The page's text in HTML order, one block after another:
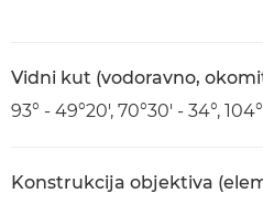
Vidni kut (vodoravno,
93° - 49°20', 70°30' - 34°,
Konstrukcija objektiva